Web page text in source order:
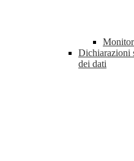
Dichiarazioni
dei dati